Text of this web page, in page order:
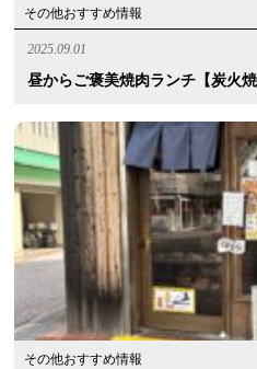
その他おすすめ情報
2025.09.01
昼からご褒美焼肉ランチ【炭火
その他おすすめ情報